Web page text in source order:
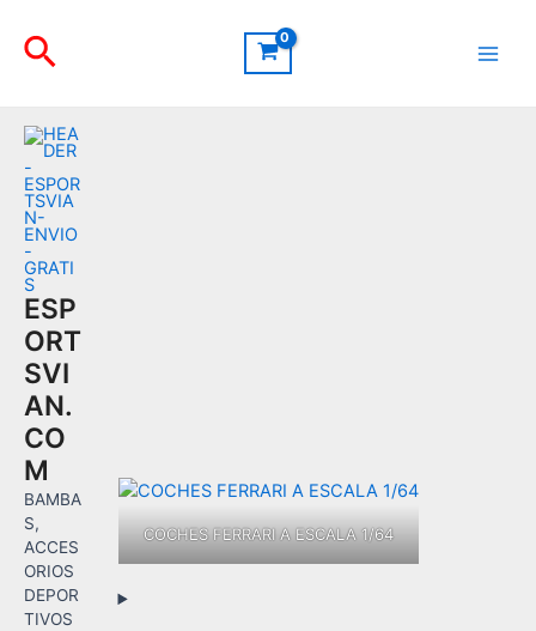
contenido
Buscar
ESP
ORT
SVI
AN.
CO
M
BAMBA
S,
ACCES
ORIOS
DEPOR
TIVOS
COCHES FERRARI A ESCALA 1/64